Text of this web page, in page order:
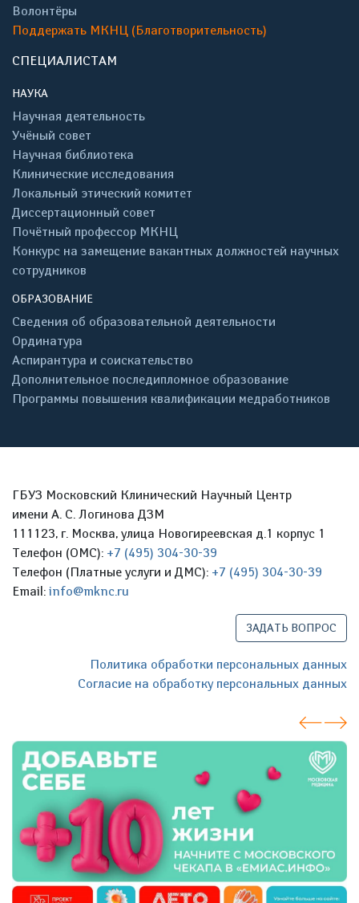
Волонтёры
Поддержать МКНЦ (Благотворительность)
СПЕЦИАЛИСТАМ
НАУКА
Научная деятельность
Учёный совет
Научная библиотека
Клинические исследования
Локальный этический комитет
Диссертационный совет
Почётный профессор МКНЦ
Конкурс на замещение вакантных должностей научных
сотрудников
ОБРАЗОВАНИЕ
Сведения об образовательной деятельности
Ординатура
Аспирантура и соискательство
Дополнительное последипломное образование
Программы повышения квалификации медработников
ГБУЗ Московский Клинический Научный Центр
имени А. С. Логинова ДЗМ
111123, г. Москва, улица Новогиреевская д.1 корпус 1
Телефон (ОМС): +7 (495) 304-30-39
Телефон (Платные услуги и ДМС): +7 (495) 304-30-39
Email: info@mknc.ru
ЗАДАТЬ ВОПРОС
Политика обработки персональных данных
Согласие на обработку персональных данных